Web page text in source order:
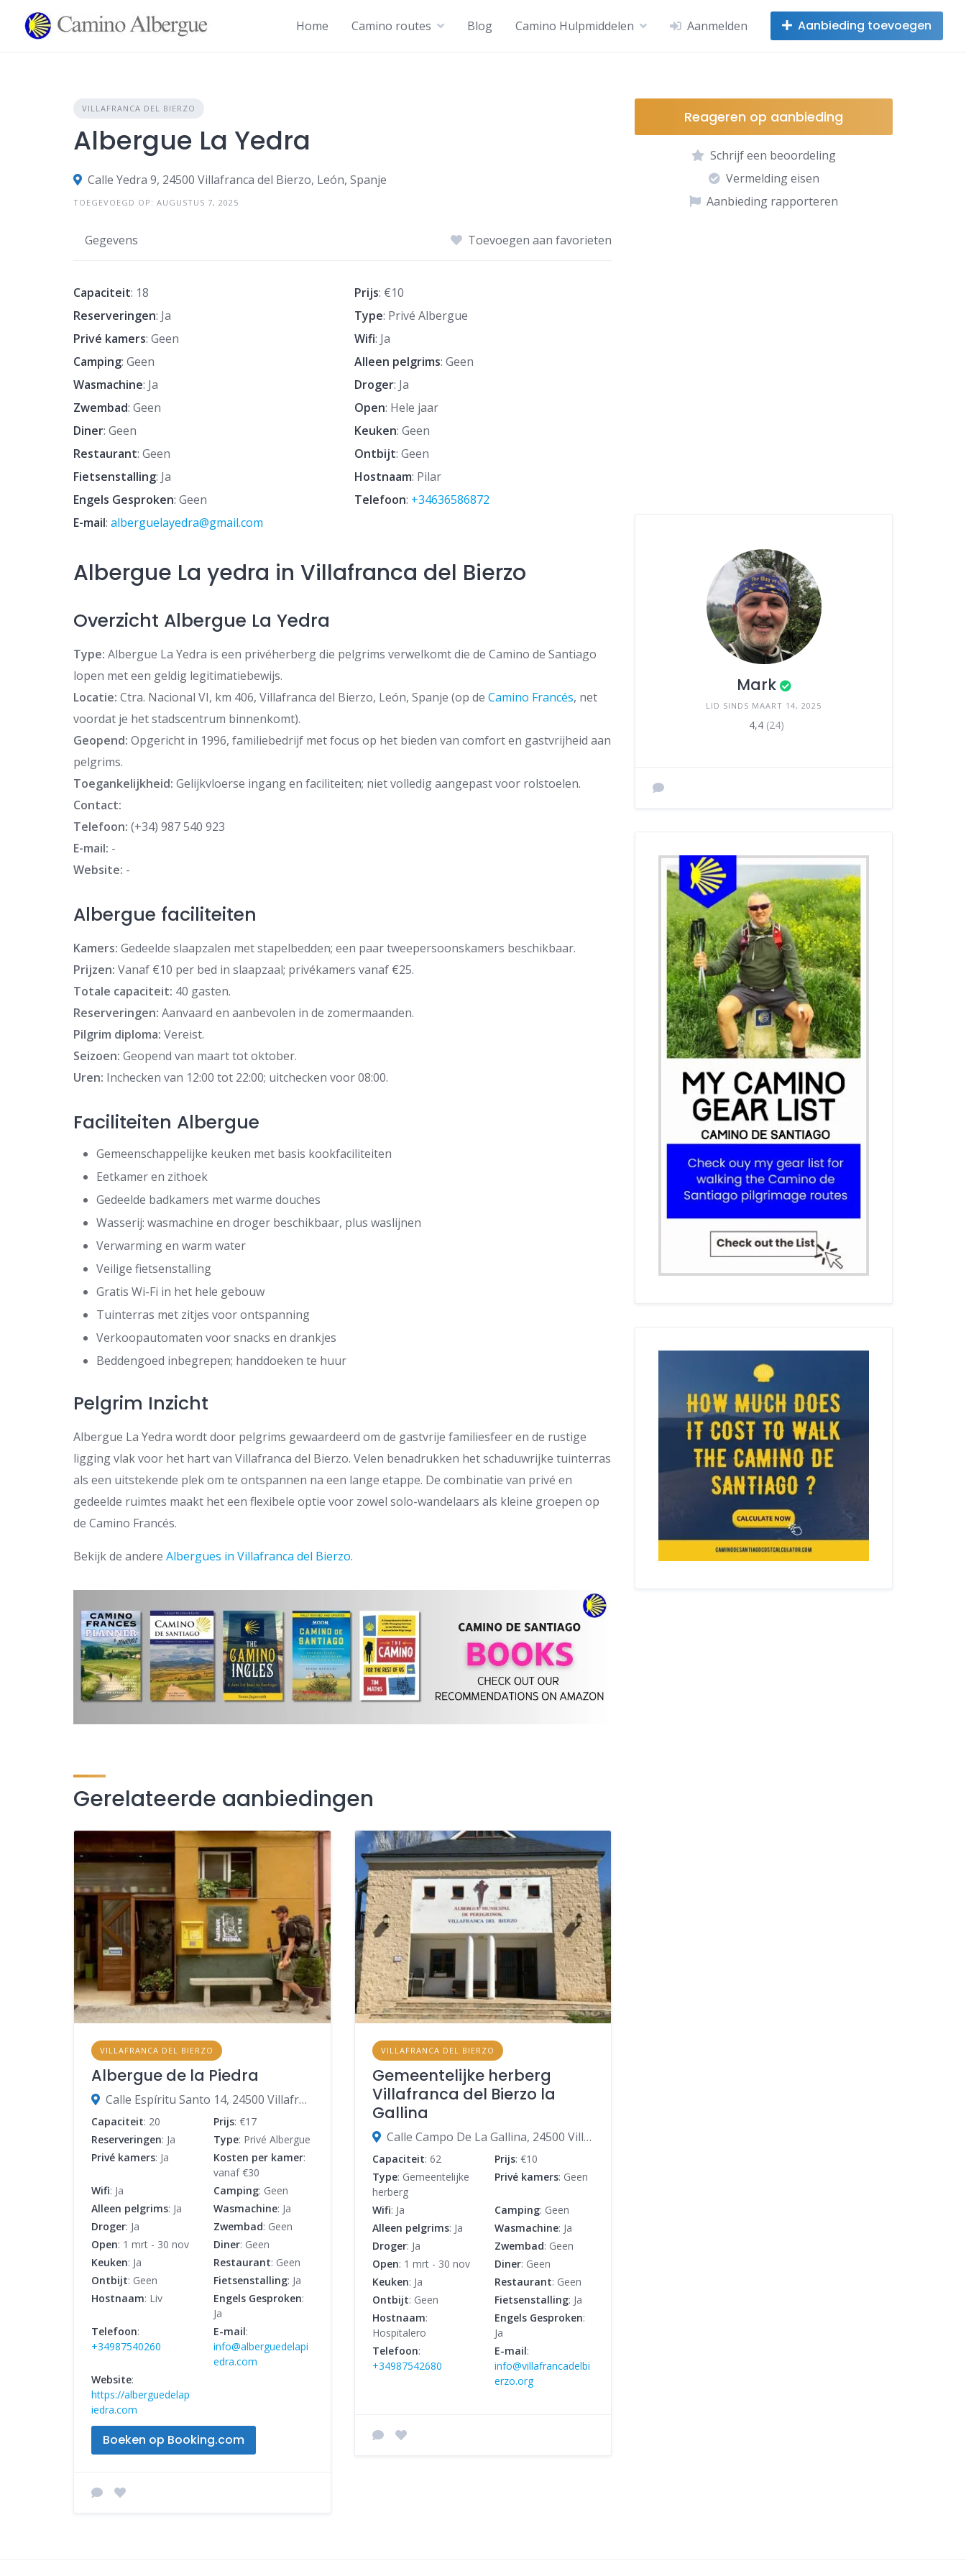
inhoud
Home Camino routes Blog Camino Hulpmiddelen Aanmelden Aanbieding toevoegen
VILLAFRANCA DEL BIERZO
Albergue La Yedra
Calle Yedra 9, 24500 Villafranca del Bierzo, León, Spanje
TOEGEVOEGD OP: AUGUSTUS 7, 2025
Gegevens Toevoegen aan favorieten
Capaciteit: 18 Prijs: €10
Reserveringen: Ja Type: Privé Albergue
Privé kamers: Geen Wifi: Ja
Camping: Geen Alleen pelgrims: Geen
Wasmachine: Ja Droger: Ja
Zwembad: Geen Open: Hele jaar
Diner: Geen Keuken: Geen
Restaurant: Geen Ontbijt: Geen
Fietsenstalling: Ja Hostnaam: Pilar
Engels Gesproken: Geen Telefoon: +34636586872
E-mail: alberguelayedra@gmail.com
Albergue La yedra in Villafranca del Bierzo
Overzicht Albergue La Yedra
Type: Albergue La Yedra is een privéherberg die pelgrims verwelkomt die de Camino de Santiago
lopen met een geldig legitimatiebewijs.
Locatie: Ctra. Nacional VI, km 406, Villafranca del Bierzo, León, Spanje (op de Camino Francés, net
voordat je het stadscentrum binnenkomt).
Geopend: Opgericht in 1996, familiebedrijf met focus op het bieden van comfort en gastvrijheid aan
pelgrims.
Toegankelijkheid: Gelijkvloerse ingang en faciliteiten; niet volledig aangepast voor rolstoelen.
Contact:
Telefoon: (+34) 987 540 923
E-mail: -
Website: -
Albergue faciliteiten
Kamers: Gedeelde slaapzalen met stapelbedden; een paar tweepersoonskamers beschikbaar.
Prijzen: Vanaf €10 per bed in slaapzaal; privékamers vanaf €25.
Totale capaciteit: 40 gasten.
Reserveringen: Aanvaard en aanbevolen in de zomermaanden.
Pilgrim diploma: Vereist.
Seizoen: Geopend van maart tot oktober.
Uren: Inchecken van 12:00 tot 22:00; uitchecken voor 08:00.
Faciliteiten Albergue
Gemeenschappelijke keuken met basis kookfaciliteiten
Eetkamer en zithoek
Gedeelde badkamers met warme douches
Wasserij: wasmachine en droger beschikbaar, plus waslijnen
Verwarming en warm water
Veilige fietsenstalling
Gratis Wi-Fi in het hele gebouw
Tuinterras met zitjes voor ontspanning
Verkoopautomaten voor snacks en drankjes
Beddengoed inbegrepen; handdoeken te huur
Pelgrim Inzicht
Albergue La Yedra wordt door pelgrims gewaardeerd om de gastvrije familiesfeer en de rustige
ligging vlak voor het hart van Villafranca del Bierzo. Velen benadrukken het schaduwrijke tuinterras
als een uitstekende plek om te ontspannen na een lange etappe. De combinatie van privé en
gedeelde ruimtes maakt het een flexibele optie voor zowel solo-wandelaars als kleine groepen op
de Camino Francés.
Bekijk de andere Albergues in Villafranca del Bierzo.
Reageren op aanbieding
Schrijf een beoordeling
Vermelding eisen
Aanbieding rapporteren
Mark
LID SINDS MAART 14, 2025
4,4 (24)
Gerelateerde aanbiedingen
VILLAFRANCA DEL BIERZO
Albergue de la Piedra
Calle Espíritu Santo 14, 24500 Villafranca del Bierzo, León, Spanje
Capaciteit: 20 Prijs: €17
Reserveringen: Ja Type: Privé Albergue
Privé kamers: Ja Kosten per kamer:
vanaf €30
Wifi: Ja Camping: Geen
Alleen pelgrims: Ja Wasmachine: Ja
Droger: Ja Zwembad: Geen
Open: 1 mrt - 30 nov Diner: Geen
Keuken: Ja Restaurant: Geen
Ontbijt: Geen Fietsenstalling: Ja
Hostnaam: Liv Engels Gesproken:
Ja
Telefoon:
+34987540260
E-mail:
info@alberguedelapi
edra.com
Website:
https://alberguedelap
iedra.com
Boeken op Booking.com
VILLAFRANCA DEL BIERZO
Gemeentelijke herberg
Villafranca del Bierzo la
Gallina
Calle Campo De La Gallina, 24500 Villafranca del Bierzo, León, Spanje
Capaciteit: 62 Prijs: €10
Type: Gemeentelijke
herberg
Privé kamers: Geen
Wifi: Ja Camping: Geen
Alleen pelgrims: Ja Wasmachine: Ja
Droger: Ja Zwembad: Geen
Open: 1 mrt - 30 nov Diner: Geen
Keuken: Ja Restaurant: Geen
Ontbijt: Geen Fietsenstalling: Ja
Hostnaam:
Hospitalero
Engels Gesproken:
Ja
Telefoon:
+34987542680
E-mail:
info@villafrancadelbi
erzo.org